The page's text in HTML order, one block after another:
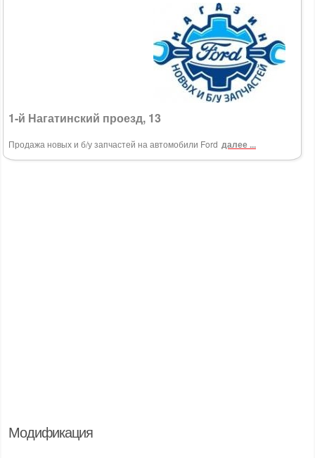
Модификация
1-й Нагатинский проезд, 13
Продажа новых и б/у запчастей на автомобили Ford далее ...